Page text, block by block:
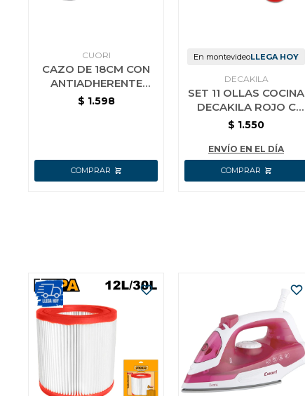
CUORI
CAZO DE 18CM CON
ANTIADHERENTE
CUORI NERO
$ 1.598
En montevideoLLEGA HOY
DECAKILA
SET 11 OLLAS COCINA
DECAKILA ROJO C
UTENSILIOS
$ 1.550
ENVÍO EN EL DÍA